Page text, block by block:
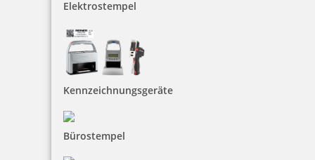
Elektrostempel
Kennzeichnungsgeräte
Bürostempel